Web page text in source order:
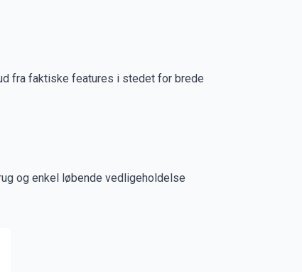
fra faktiske features i stedet for brede
og enkel løbende vedligeholdelse